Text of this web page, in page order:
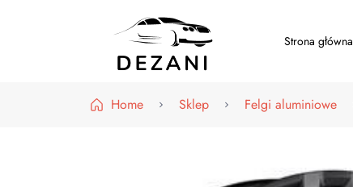
Strona główna
Home Sklep Felgi aluminiowe